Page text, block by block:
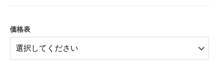
5,379円(税込)
価格表